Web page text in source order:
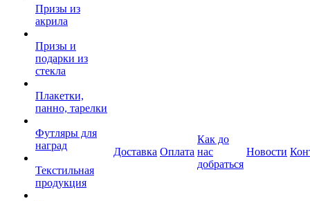
Призы из
акрила
Призы и
подарки из
стекла
Плакетки,
панно, тарелки
Футляры для
наград
Текстильная
продукция
Доставка Оплата
Как до
нас
добраться
Новости